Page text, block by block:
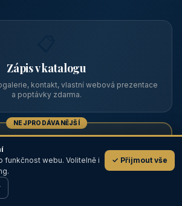
Zápis v katalogu
kontakt, vlastní webová prezentace
a poptávky zdarma.
NEJPRODÁVANĚJŠÍ
Prémiový partner
přednost ve výpisech, zlatý odznak a
💬
funkčnost webu. Volitelně i
✓ Přijmout vše